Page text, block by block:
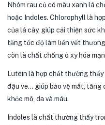
Nhóm rau củ có màu xanh lá
hoặc Indoles. Chlorophyll là
của lá cây, giúp cải thiện sức
tăng tốc độ làm liền vết
còn là chất chống ô xy hóa
Lutein là hợp chất thường
đậu ve… giúp bảo vệ mắt,
khỏe mô, da và máu.
Indoles là chất thường thấy